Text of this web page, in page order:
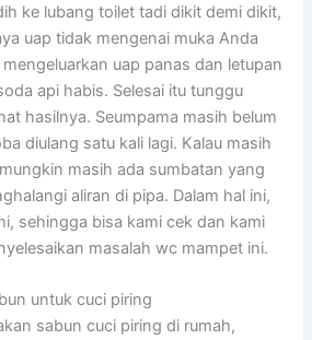
ke lubang toilet tadi dikit demi dikit,
uap tidak mengenai muka Anda
uap panas dan letupan
api habis. Selesai itu tunggu
hasilnya. Seumpama masih belum
diulang satu kali lagi. Kalau masih
masih ada sumbatan yang
aliran di pipa. Dalam hal ini,
sehingga bisa kami cek dan kami
masalah wc mampet ini.
untuk cuci piring
sabun cuci piring di rumah,